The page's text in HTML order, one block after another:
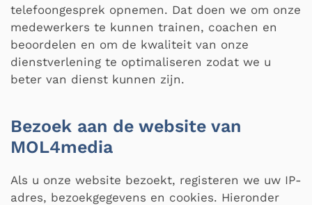
telefoongesprek opnemen. Dat doen we om onze
medewerkers te kunnen trainen, coachen en
beoordelen en om de kwaliteit van onze
dienstverlening te optimaliseren zodat we u
beter van dienst kunnen zijn.
Bezoek aan de website van
MOL4media
Als u onze website bezoekt, registeren we uw IP-
adres, bezoekgegevens en cookies. Hieronder